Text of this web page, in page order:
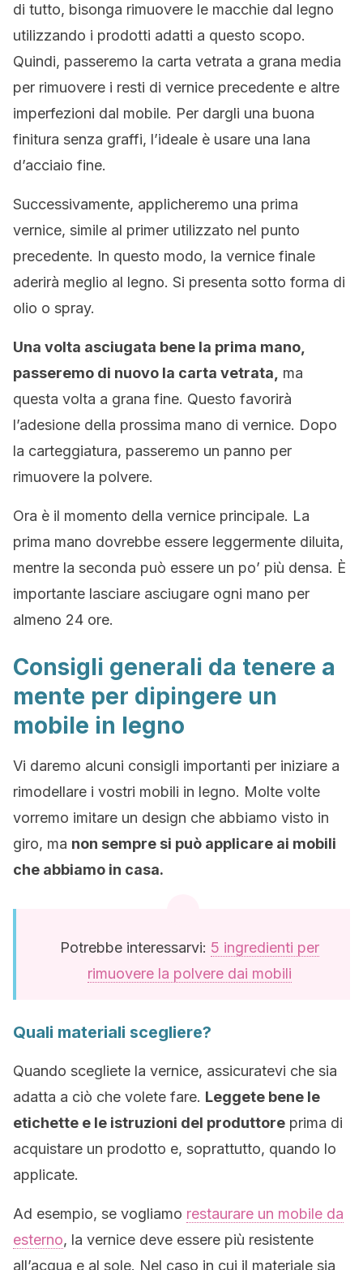
di tutto, bisonga rimuovere le macchie dal legno
utilizzando i prodotti adatti a questo scopo.
Quindi, passeremo la carta vetrata a grana media
per rimuovere i resti di vernice precedente e altre
imperfezioni dal mobile. Per dargli una buona
finitura senza graffi, l’ideale è usare una lana
d’acciaio fine.
Successivamente, applicheremo una prima
vernice, simile al primer utilizzato nel punto
precedente. In questo modo, la vernice finale
aderirà meglio al legno. Si presenta sotto forma di
olio o spray.
Una volta asciugata bene la prima mano,
passeremo di nuovo la carta vetrata,
ma
questa volta a grana fine. Questo favorirà
l’adesione della prossima mano di vernice. Dopo
la carteggiatura, passeremo un panno per
rimuovere la polvere.
Ora è il momento della vernice principale. La
prima mano dovrebbe essere leggermente diluita,
mentre la seconda può essere un po’ più densa. È
importante lasciare asciugare ogni mano per
almeno 24 ore.
Consigli generali da tenere a
mente per dipingere un
mobile in legno
Vi daremo alcuni consigli importanti per iniziare a
rimodellare i vostri mobili in legno. Molte volte
vorremo imitare un design che abbiamo visto in
giro, ma non sempre si può applicare ai mobili
che abbiamo in casa.
Potrebbe interessarvi: 5 ingredienti per
rimuovere la polvere dai mobili
Quali materiali scegliere?
Quando scegliete la vernice, assicuratevi che sia
adatta a ciò che volete fare. Leggete bene le
etichette e le istruzioni del produttore prima di
acquistare un prodotto e, soprattutto, quando lo
applicate.
Ad esempio, se vogliamo restaurare un mobile da
esterno, la vernice deve essere più resistente
all’acqua e al sole. Nel caso in cui il materiale sia